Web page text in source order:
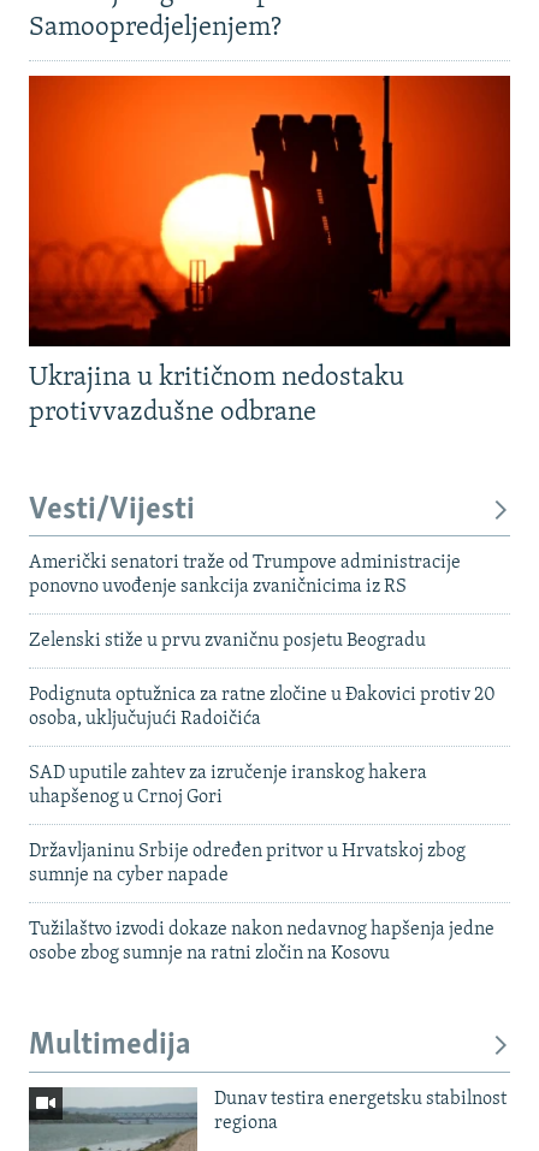
Samoopredjeljenjem?
Ukrajina u kritičnom nedostaku
protivvazdušne odbrane
Vesti/Vijesti
Američki senatori traže od Trumpove administracije
ponovno uvođenje sankcija zvaničnicima iz RS
Zelenski stiže u prvu zvaničnu posjetu Beogradu
Podignuta optužnica za ratne zločine u Đakovici protiv 20
osoba, uključujući Radoičića
SAD uputile zahtev za izručenje iranskog hakera
uhapšenog u Crnoj Gori
Državljaninu Srbije određen pritvor u Hrvatskoj zbog
sumnje na cyber napade
Tužilaštvo izvodi dokaze nakon nedavnog hapšenja jedne
osobe zbog sumnje na ratni zločin na Kosovu
Multimedija
Dunav testira energetsku stabilnost
regiona